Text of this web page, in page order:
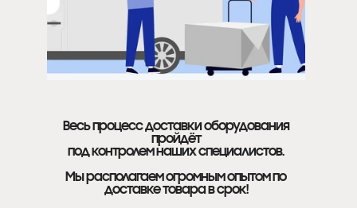
Весь процесс доставки оборудования
пройдёт
под контролем наших специалистов.
Мы располагаем огромным опытом по
доставке товара в срок!